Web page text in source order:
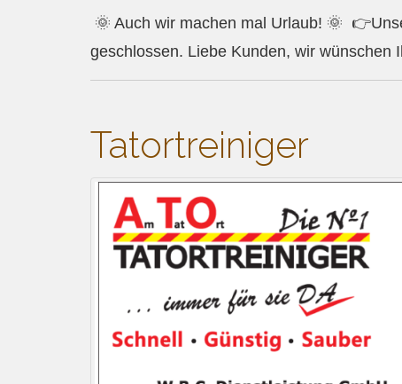
🌞 Auch wir machen mal Urlaub! 🌞
geschlossen. Liebe Kunden, wir
Tatortreiniger